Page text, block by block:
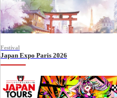
Festival
Japan Expo Paris 2026